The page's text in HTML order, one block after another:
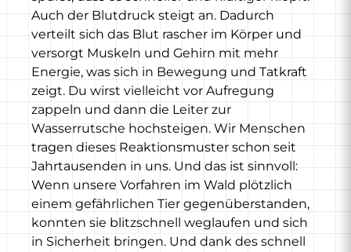
Auch der Blutdruck steigt an. Dadurch
verteilt sich das Blut rascher im Körper und
versorgt Muskeln und Gehirn mit mehr
Energie, was sich in Bewegung und Tatkraft
zeigt. Du wirst vielleicht vor Aufregung
zappeln und dann die Leiter zur
Wasserrutsche hochsteigen. Wir Menschen
tragen dieses Reaktionsmuster schon seit
Jahrtausenden in uns. Und das ist sinnvoll:
Wenn unsere Vorfahren im Wald plötzlich
einem gefährlichen Tier gegenüberstanden,
konnten sie blitzschnell weglaufen und sich
in Sicherheit bringen. Und dank des schnell